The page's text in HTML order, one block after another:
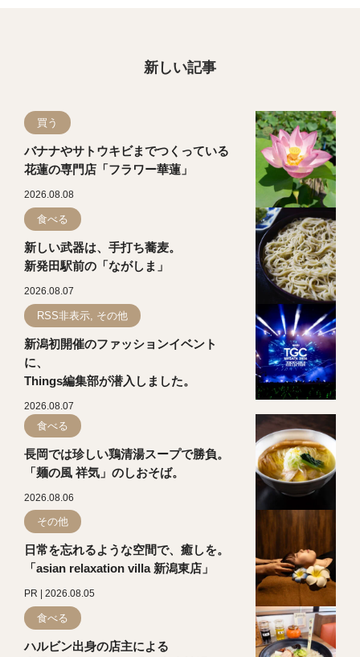
新しい記事
買う
バナナやサトウキビまでつくっている
花蓮の専門店「フラワー華蓮」
2026.08.08
食べる
新しい武器は、手打ち蕎麦。
新発田駅前の「ながしま」
2026.08.07
RSS非表示, その他
新潟初開催のファッションイベント
に、
Things編集部が潜入しました。
2026.08.07
食べる
長岡では珍しい鶏清湯スープで勝負。
「麺の風 祥気」のしおそば。
2026.08.06
その他
日常を忘れるような空間で、癒しを。
「asian relaxation villa 新潟東店」
PR | 2026.08.05
食べる
ハルビン出身の店主による